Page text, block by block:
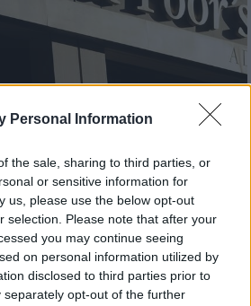
Personal Information
the sale, sharing to third parties, or
or sensitive information for
us, please use the below opt-out
selection. Please note that after your
you may continue seeing
on personal information utilized by
disclosed to third parties prior to
separately opt-out of the further
23:17
– Επιβεβαιώνεται
ελληνικά ομόλογα την
πριν από έξι μήνες (20
ανοίγοντας τον δρόμο για
σε διεθνείς δείκτες,